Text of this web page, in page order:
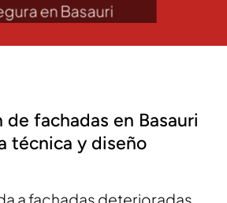
en Basauri
fachadas en Basauri
técnica y diseño
a fachadas deterioradas,